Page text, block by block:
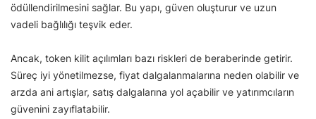
ödüllendirilmesini sağlar. Bu yapı, güven oluşturur ve uzun
vadeli bağlılığı teşvik eder.
Ancak, token kilit açılımları bazı riskleri de beraberinde getirir.
Süreç iyi yönetilmezse, fiyat dalgalanmalarına neden olabilir ve
arzda ani artışlar, satış dalgalarına yol açabilir ve yatırımcıların
güvenini zayıflatabilir.